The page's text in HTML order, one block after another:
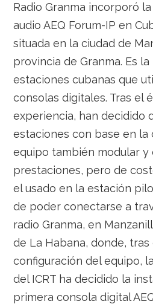
Radio Granma incorporó
audio AEQ Forum-IP en
situada en la ciudad de
provincia de Granma. Es
estaciones cubanas que
consolas digitales. Tras el
experiencia, han decidido
estaciones con base en la
equipo también modular y
prestaciones, pero de
el usado en la estación
de poder conectarse a
radio Granma, en
de La Habana, donde,
configuración del equipo,
del ICRT ha decidido la
primera consola digital